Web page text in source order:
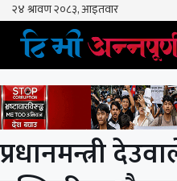
Skip
content
प्रधानमन्त्री